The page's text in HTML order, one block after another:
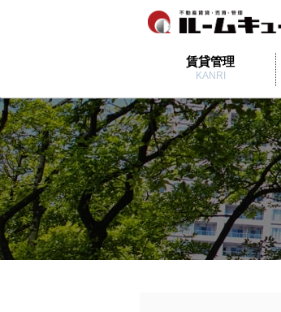
賃貸管理
KANRI